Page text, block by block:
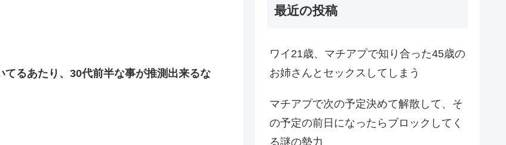
るあたり、30代前半な事が推測出来るな
最近の投稿
ワイ21歳、マチアプで知り合った45歳の
お姉さんとセックスしてしまう
マチアプで次の予定決めて解散して、そ
の予定の前日になったらブロックしてく
る謎の勢力